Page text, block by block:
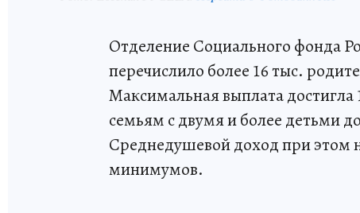
Отделение Социального фонда
перечислило более 16 тыс.
Максимальная выплата
семьям с двумя и более детьми
Среднедушевой доход при этом
минимумов.